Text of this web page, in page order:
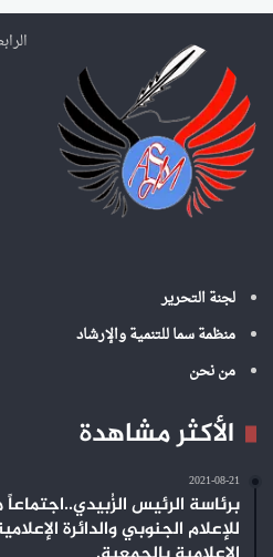
لجنة التحرير
منظمة سما للتنمية والإرشاد
من نحن
الأكثر مشاهدة
2021-08-21
برئاسة الرئيس
للإعلام الجنوبي والدائرة